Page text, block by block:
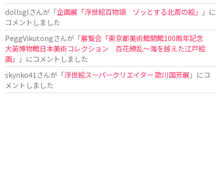
dollsglさんが「企画展「浮世絵百物語 ゾッとする北斎の絵」
」に
コメントしました
PeggVikutongさんが「展覧会「東京都美術館開館100周年記念
大英博物館日本美術コレクション 百花繚乱〜海を越えた江戸絵
画」
」にコメントしました
skynko41 さんが「浮世絵スーパークリエイター 歌川国芳展 」にコ
メントしました